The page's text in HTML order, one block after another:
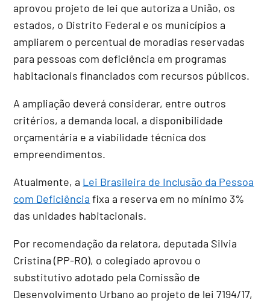
aprovou projeto de lei que autoriza a União, os
estados, o Distrito Federal e os municípios a
ampliarem o percentual de moradias reservadas
para pessoas com deficiência em programas
habitacionais financiados com recursos públicos.
A ampliação deverá considerar, entre outros
critérios, a demanda local, a disponibilidade
orçamentária e a viabilidade técnica dos
empreendimentos.
Atualmente, a Lei Brasileira de Inclusão da Pessoa
com Deficiência fixa a reserva em no mínimo 3%
das unidades habitacionais.
Por recomendação da relatora, deputada Silvia
Cristina (PP-RO), o colegiado aprovou o
substitutivo adotado pela Comissão de
Desenvolvimento Urbano ao projeto de lei 7194/17,